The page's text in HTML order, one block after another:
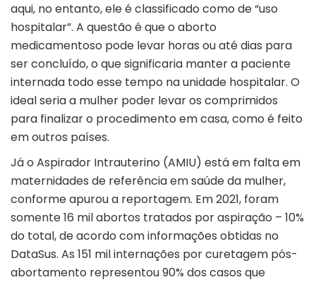
aqui, no entanto, ele é classificado como de “uso
hospitalar”. A questão é que o aborto
medicamentoso pode levar horas ou até dias para
ser concluído, o que significaria manter a paciente
internada todo esse tempo na unidade hospitalar. O
ideal seria a mulher poder levar os comprimidos
para finalizar o procedimento em casa, como é feito
em outros países.
Já o Aspirador Intrauterino (AMIU) está em falta em
maternidades de referência em saúde da mulher,
conforme apurou a reportagem. Em 2021, foram
somente 16 mil abortos tratados por aspiração – 10%
do total, de acordo com informações obtidas no
DataSus. As 151 mil internações por curetagem pós-
abortamento representou 90% dos casos que